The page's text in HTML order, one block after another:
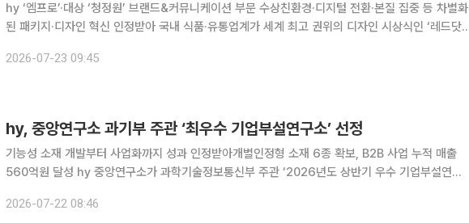
hy ‘엠프로’·대상 ‘청정원’ 브랜드&커뮤니케이션 부문 수상친환경·디지털 전환·본질 집중 등 차별화
된 패키지·디자인 혁신 인정받아 국내 식품·유통업계가 세계 최고 권위의 디자인 시상식인 ‘레드닷
23일 유통업계에 따르면 대상의 청정원 브랜드(2
2026-07-23 09:45
hy, 중앙연구소 과기부 주관 ‘최우수 기업부설연구소’ 선정
기능성 소재 개발부터 사업화까지 성과 인정받아개별인정형 소재 6종 확보, B2B 사업 누적 매출
560억원 달성 hy 중앙연구소가 과학기술정보통신부 주관 ‘2026년도 상반기 우수 기업부설연구
과 연구개발 성과 평가를 거쳐 지정기간 3년의 최우수 기업부설연구소
2026-07-22 08:46